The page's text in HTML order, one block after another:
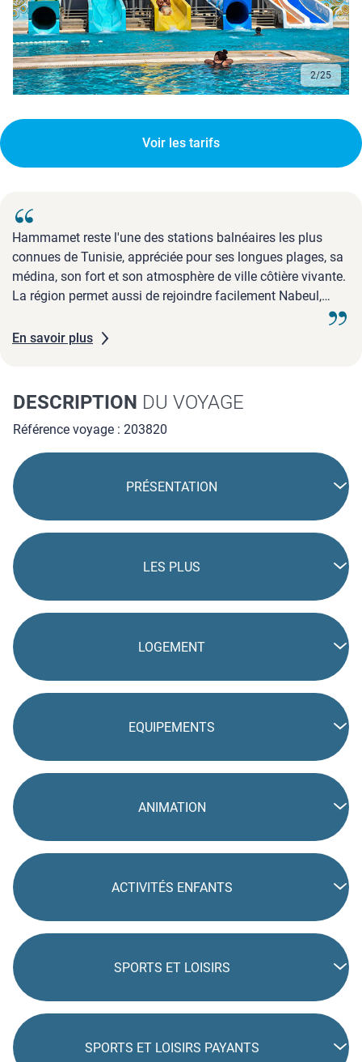
2/25
Voir les tarifs
Hammamet reste l'une des stations balnéaires les plus
connues de Tunisie, appréciée pour ses longues plages, sa
médina, son fort et son atmosphère de ville côtière vivante.
La région permet aussi de rejoindre facilement Nabeul,
réputée pour son artisanat, ses poteries et son marché, ou
de prévoir des excursions vers Tunis, Carthage et Sidi Bou
En savoir plus
DESCRIPTION DU VOYAGE
Référence voyage : 203820
PRÉSENTATION
LES PLUS
LOGEMENT
EQUIPEMENTS
ANIMATION
ACTIVITÉS ENFANTS
SPORTS ET LOISIRS
SPORTS ET LOISIRS PAYANTS